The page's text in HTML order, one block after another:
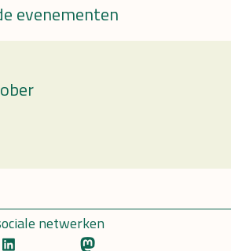
evenementen
netwerken